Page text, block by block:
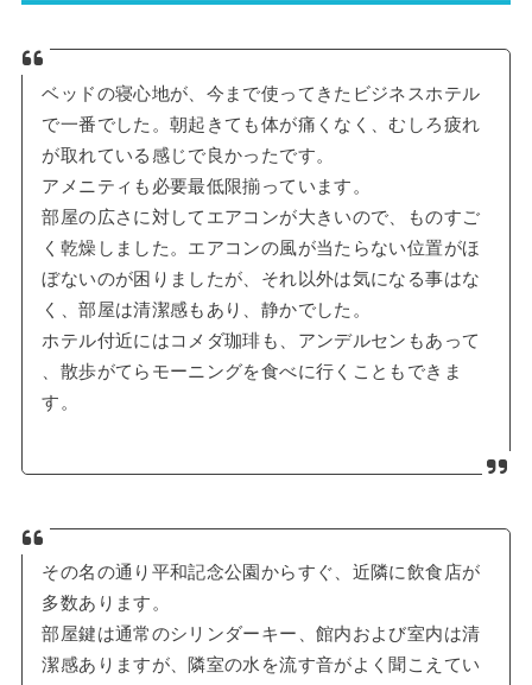
ベッドの寝心地が、今まで使ってきたビジネスホテル
で一番でした。朝起きても体が痛くなく、むしろ疲れ
が取れている感じで良かったです。
アメニティも必要最低限揃っています。
部屋の広さに対してエアコンが大きいので、ものすご
く乾燥しました。エアコンの風が当たらない位置がほ
ぼないのが困りましたが、それ以外は気になる事はな
く、部屋は清潔感もあり、静かでした。
ホテル付近にはコメダ珈琲も、アンデルセンもあって
、散歩がてらモーニングを食べに行くこともできま
す。
その名の通り平和記念公園からすぐ、近隣に飲食店が
多数あります。
部屋鍵は通常のシリンダーキー、館内および室内は清
潔感ありますが、隣室の水を流す音がよく聞こえてい